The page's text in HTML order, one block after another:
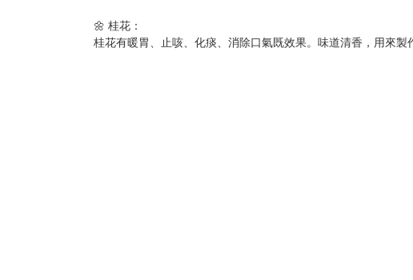
🌼 桂花：
桂花有暖胃、止咳、化痰、消除口氣既效果。味道清香，用來